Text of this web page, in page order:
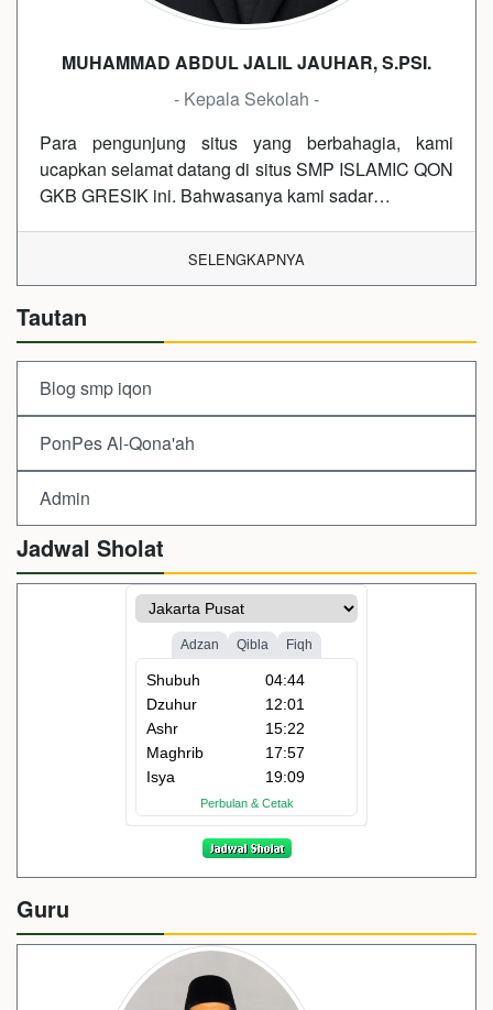
MUHAMMAD ABDUL JALIL JAUHAR, S.PSI.
- Kepala Sekolah -
Para pengunjung situs yang berbahagia, kami
ucapkan selamat datang di situs SMP ISLAMIC QON
GKB GRESIK ini. Bahwasanya kami sadar…
SELENGKAPNYA
Tautan
Blog smp iqon
PonPes Al-Qona'ah
Admin
Jadwal Sholat
Guru